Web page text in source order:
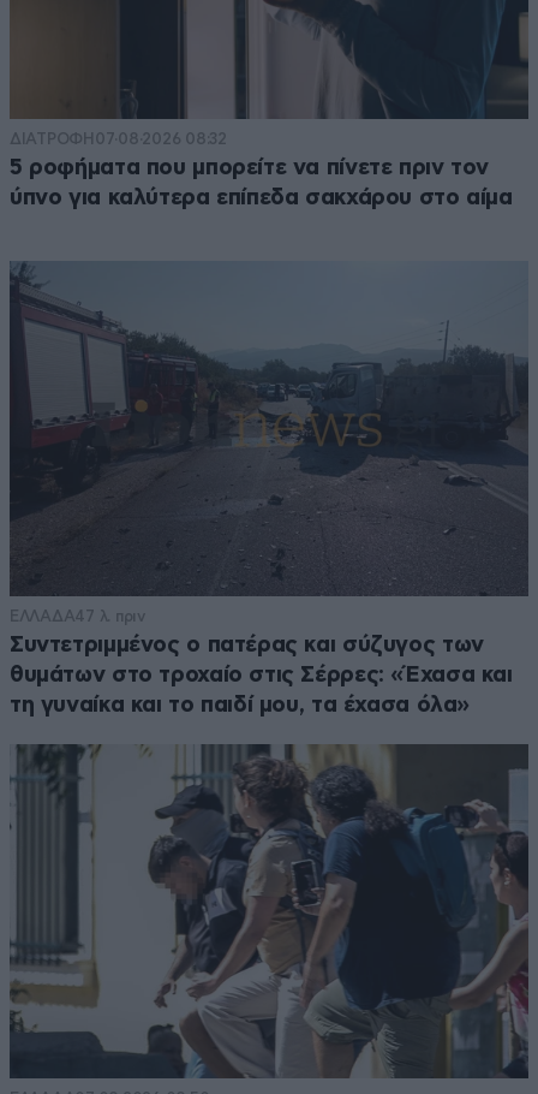
ΔΙΑΤΡΟΦΗ 07·08·2026 08:32
5 ροφήματα που μπορείτε να πίνετε πριν τον
ύπνο για καλύτερα επίπεδα σακχάρου στο αίμα
ΕΛΛΑΔΑ47 λ. πριν
Συντετριμμένος ο πατέρας και σύζυγος των
θυμάτων στο τροχαίο στις Σέρρες: «Έχασα και
τη γυναίκα και το παιδί μου, τα έχασα όλα»